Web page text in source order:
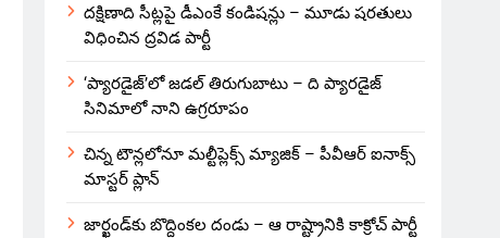
దక్షిణాది సీట్లపై డీఎంకే కండిషన్లు – మూడు షరతులు
విధించిన ద్రవిడ పార్టీ
‘ప్యారడైజ్’లో జడల్ తిరుగుబాటు – ది ప్యారడైజ్
సినిమాలో నాని ఉగ్రరూపం
చిన్న టౌన్లలోనూ మల్టీప్లెక్స్‌ మ్యాజిక్ – పీవీఆర్ ఐనాక్స్
మాస్టర్ ప్లాన్
జార్ఖండ్‌కు బొద్దింకల దండు – ఆ రాష్ట్రానికి కాక్రోచ్ పార్టీ